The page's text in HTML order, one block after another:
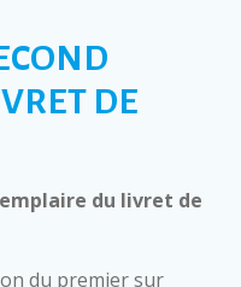
DE
du livret de
du premier sur